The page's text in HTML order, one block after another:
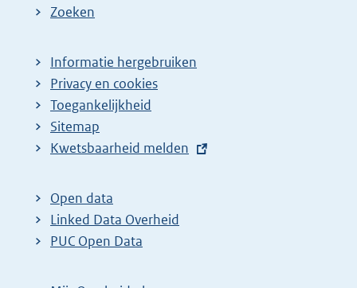
Zoeken
Informatie hergebruiken
Privacy en cookies
Toegankelijkheid
Sitemap
E
t
e
r
Kwetsbaarheid melden
Open data
Linked Data Overheid
PUC Open Data